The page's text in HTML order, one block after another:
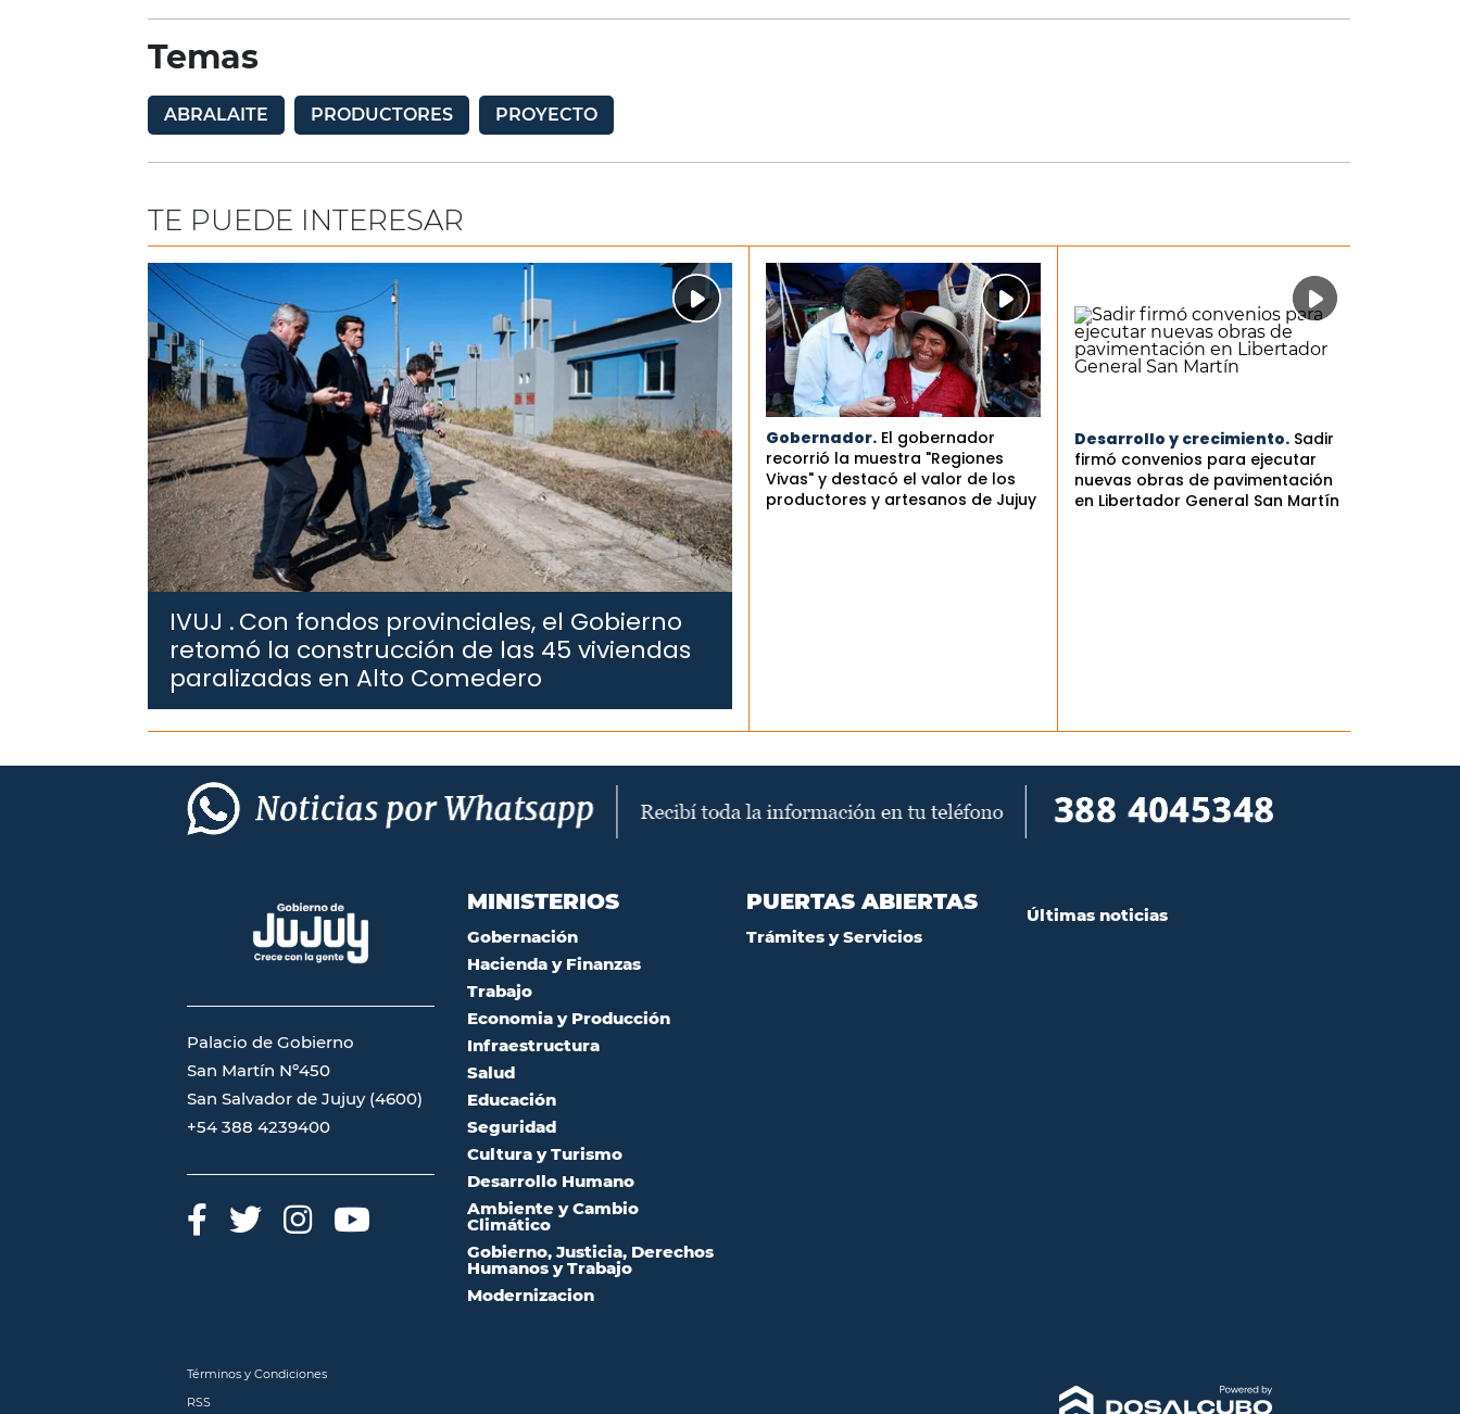
Temas
ABRALAITE PRODUCTORES PROYECTO
TE PUEDE INTERESAR
IVUJ .Con fondos provinciales, el Gobierno
retomó la construcción de las 45 viviendas
paralizadas en Alto Comedero
Gobernador. El gobernador
recorrió la muestra "Regiones
Vivas" y destacó el valor de los
productores y artesanos de Jujuy
Desarrollo y crecimiento. Sadir
firmó convenios para ejecutar
nuevas obras de pavimentación
en Libertador General San Martín
Palacio de Gobierno
San Martín Nº450
San Salvador de Jujuy (4600)
+54 388 4239400
MINISTERIOS
Gobernación
Hacienda y Finanzas
Trabajo
Economia y Producción
Infraestructura
Salud
Educación
Seguridad
Cultura y Turismo
Desarrollo Humano
Ambiente y Cambio
Climático
Gobierno, Justicia, Derechos
Humanos y Trabajo
Modernizacion
PUERTAS ABIERTAS
Trámites y Servicios
Últimas noticias
Términos y Condiciones
RSS